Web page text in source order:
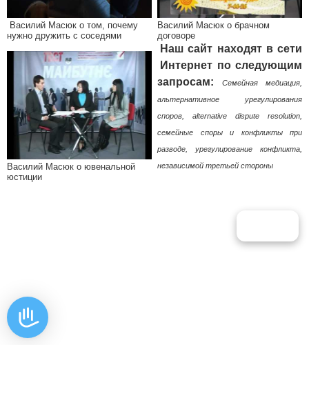
Василий Масюк о том, почему
нужно дружить с соседями
Василий Масюк о брачном
договоре
Василий Масюк о ювенальной
юстиции
Наш сайт находят в сети
Интернет по следующим
запросам:
Семейная медиация,
альтернативное урегулирования
споров, alternative dispute resolution,
семейные споры и конфликты при
разводе, урегулирование конфликта,
независимой третьей стороны